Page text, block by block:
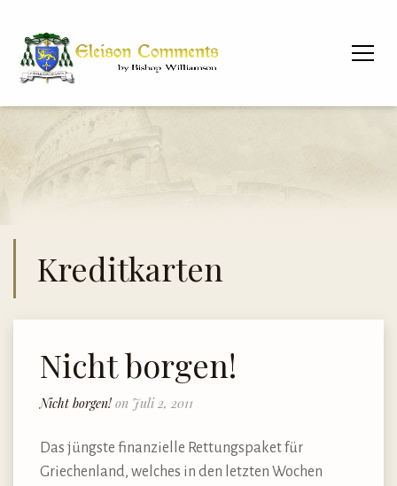
Kreditkarten
Nicht borgen!
Nicht borgen! on Juli 2, 2011
Das jüngste finanzielle Rettungspaket für
Griechenland, welches in den letzten Wochen